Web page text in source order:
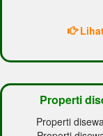
Properti
Properti